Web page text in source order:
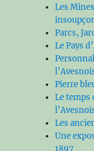
Les
Parcs,
Le Pays
Pierre
Le temps
Les
Une
1897